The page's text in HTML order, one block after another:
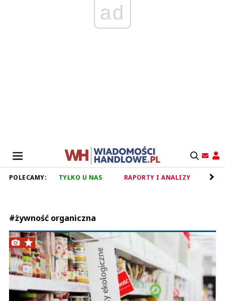
ad
POLECAMY: TYLKO U NAS RAPORTY I ANALIZY
#żywność organiczna